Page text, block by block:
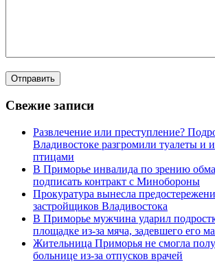
Свежие записи
Развлечение или преступление?
Владивостоке разгромили туалеты и
птицами
В Приморье инвалида по зрению
подписать контракт с Минобороны
Прокуратура вынесла
застройщиков Владивостока
В Приморье мужчина ударил
площадке из-за мяча, задевшего его
Жительница Приморья не смогла
больнице из-за отпусков врачей